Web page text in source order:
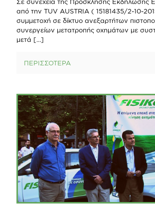
από την ΤUV AUSTRIA ( 15181435/2-10-
συμμετοχή σε δίκτυο ανεξαρτήτων
συνεργείων μετατροπής οχημάτων με
μετά […]
ΠΕΡΙΣΣΟΤΕΡΑ